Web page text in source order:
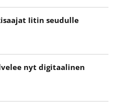
Iitin seudulle
nyt digitaalinen